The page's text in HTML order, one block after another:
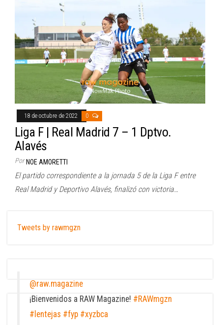
18 de octubre de 2022 0
Liga F | Real Madrid 7 – 1 Dptvo.
Alavés
Por NOE AMORETTI
El partido correspondiente a la jornada 5 de la Liga F entre
Real Madrid y Deportivo Alavés, finalizó con victoria…
Tweets by rawmgzn
@raw.magazine
¡Bienvenidos a RAW Magazine! #RAWmgzn
#lentejas #fyp #xyzbca